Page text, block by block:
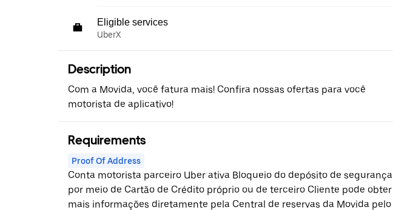
Eligible services
UberX
Description
Com a Movida, você fatura mais! Confira nossas ofertas para você
motorista de aplicativo!
Requirements
Proof Of Address
Conta motorista parceiro Uber ativa Bloqueio do depósito de segurança
por meio de Cartão de Crédito próprio ou de terceiro Cliente pode obter
mais informações diretamente pela Central de reservas da Movida pelo